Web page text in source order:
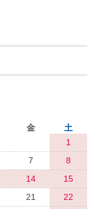
金
土
1
7
8
14
15
21
22